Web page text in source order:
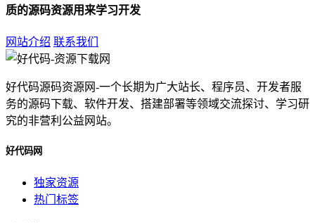
质的源码资源用来学习开发
网站介绍 联系我们
好代码源码资源网-一个长期为广大站长、程序员、开发者服
务的源码下载、软件开发、搭建部署等领域交流探讨、学习研
究的非营利公益网站。
好代码网
独家资源
热门标签